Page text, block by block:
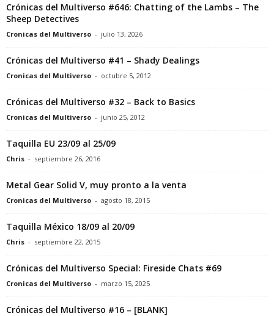
Crónicas del Multiverso #646: Chatting of the Lambs – The
Sheep Detectives
Cronicas del Multiverso - julio 13, 2026
Crónicas del Multiverso #41 – Shady Dealings
Cronicas del Multiverso - octubre 5, 2012
Crónicas del Multiverso #32 – Back to Basics
Cronicas del Multiverso - junio 25, 2012
Taquilla EU 23/09 al 25/09
Chris - septiembre 26, 2016
Metal Gear Solid V, muy pronto a la venta
Cronicas del Multiverso - agosto 18, 2015
Taquilla México 18/09 al 20/09
Chris - septiembre 22, 2015
Crónicas del Multiverso Special: Fireside Chats #69
Cronicas del Multiverso - marzo 15, 2025
Crónicas del Multiverso #16 – [BLANK]